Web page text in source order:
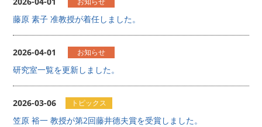
藤原 素子 准教授が着任しました。
2026-04-01 お知らせ
研究室一覧を更新しました。
2026-03-06 トピックス
笠原 裕一 教授が第2回藤井德夫賞を受賞しました。